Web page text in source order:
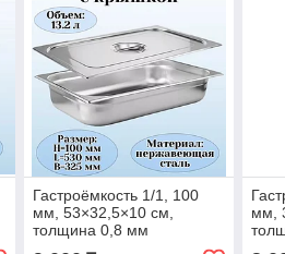
Гастроёмкость 1/1, 100
мм, 53×32,5×10 см,
толщина 0,8 мм
мм,